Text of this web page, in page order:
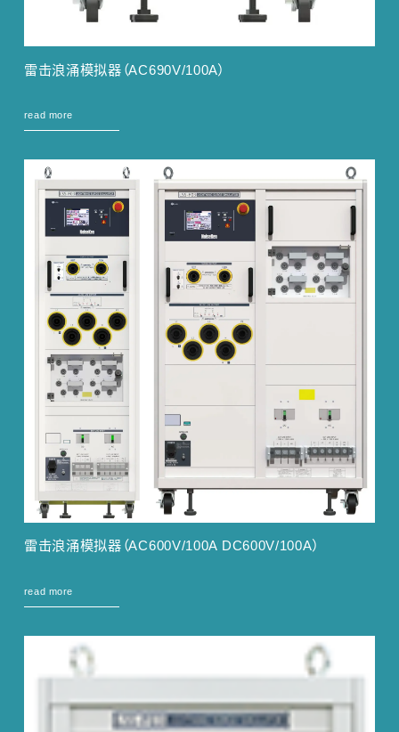
雷击浪涌模拟器（AC690V/100A）
read more
雷击浪涌模拟器（AC600V/100A DC600V/100A）
read more